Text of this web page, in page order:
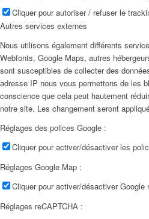
Cliquer pour autoriser / refuser le
Autres services externes
Nous utilisons également différents
Webfonts, Google Maps, autres
sont susceptibles de collecter des
adresse IP nous vous permettons de les
conscience que cela peut hautement
notre site. Les changement seront
Réglages des polices Google :
Cliquer pour activer/désactiver les
Réglages Google Map :
Cliquer pour activer/désactiver Google
Réglages reCAPTCHA :